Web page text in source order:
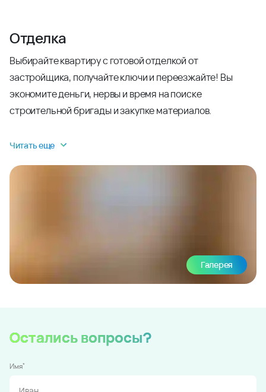
Отделка
Выбирайте квартиру с готовой отделкой от
застройщика, получайте ключи и переезжайте! Вы
экономите деньги, нервы и время на поиске
строительной бригады и закупке материалов.
Читать еще
Галерея
Остались вопросы?
Имя*